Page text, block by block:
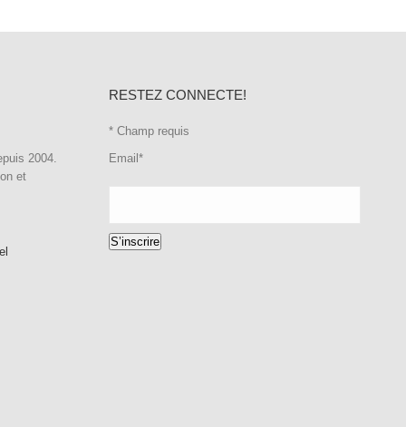
2004.
et
RESTEZ CONNECTE!
* Champ requis
Email *
S’inscrire